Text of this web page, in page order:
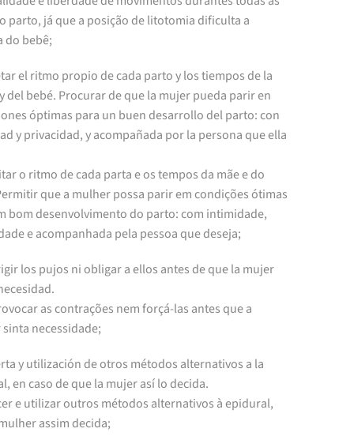
parto, já que a posição de litotomia dificulta a
do bebê;
el ritmo propio de cada parto y los tiempos de la
del bebé. Procurar de que la mujer pueda parir en
óptimas para un buen desarrollo del parto: con
y privacidad, y acompañada por la persona que ella
o ritmo de cada parta e os tempos da mãe e do
que a mulher possa parir em condições ótimas
bom desenvolvimento do parto: com intimidade,
e acompanhada pela pessoa que deseja;
los pujos ni obligar a ellos antes de que la mujer
as contrações nem forçá-las antes que a
necessidade;
y utilización de otros métodos alternativos a la
en caso de que la mujer así lo decida.
e utilizar outros métodos alternativos à epidural,
assim decida;